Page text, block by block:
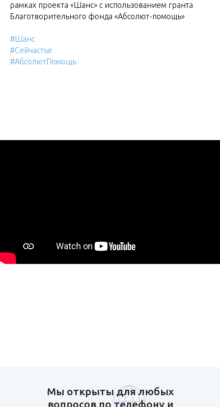
рамках проекта «Шанс» с использованием гранта
Благотворительного фонда «Абсолют-помощь»
#Шанс
#Сейчастье
#АбсолютПомощь
Мы открыты для любых
вопросов по телефону и